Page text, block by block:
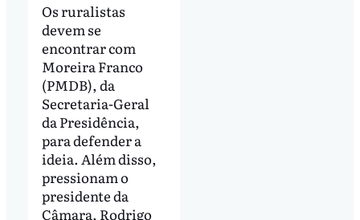
Os ruralistas
devem se
encontrar com
Moreira Franco
(PMDB), da
Secretaria-Geral
da Presidência,
para defender a
ideia. Além disso,
pressionam o
presidente da
Câmara, Rodrigo